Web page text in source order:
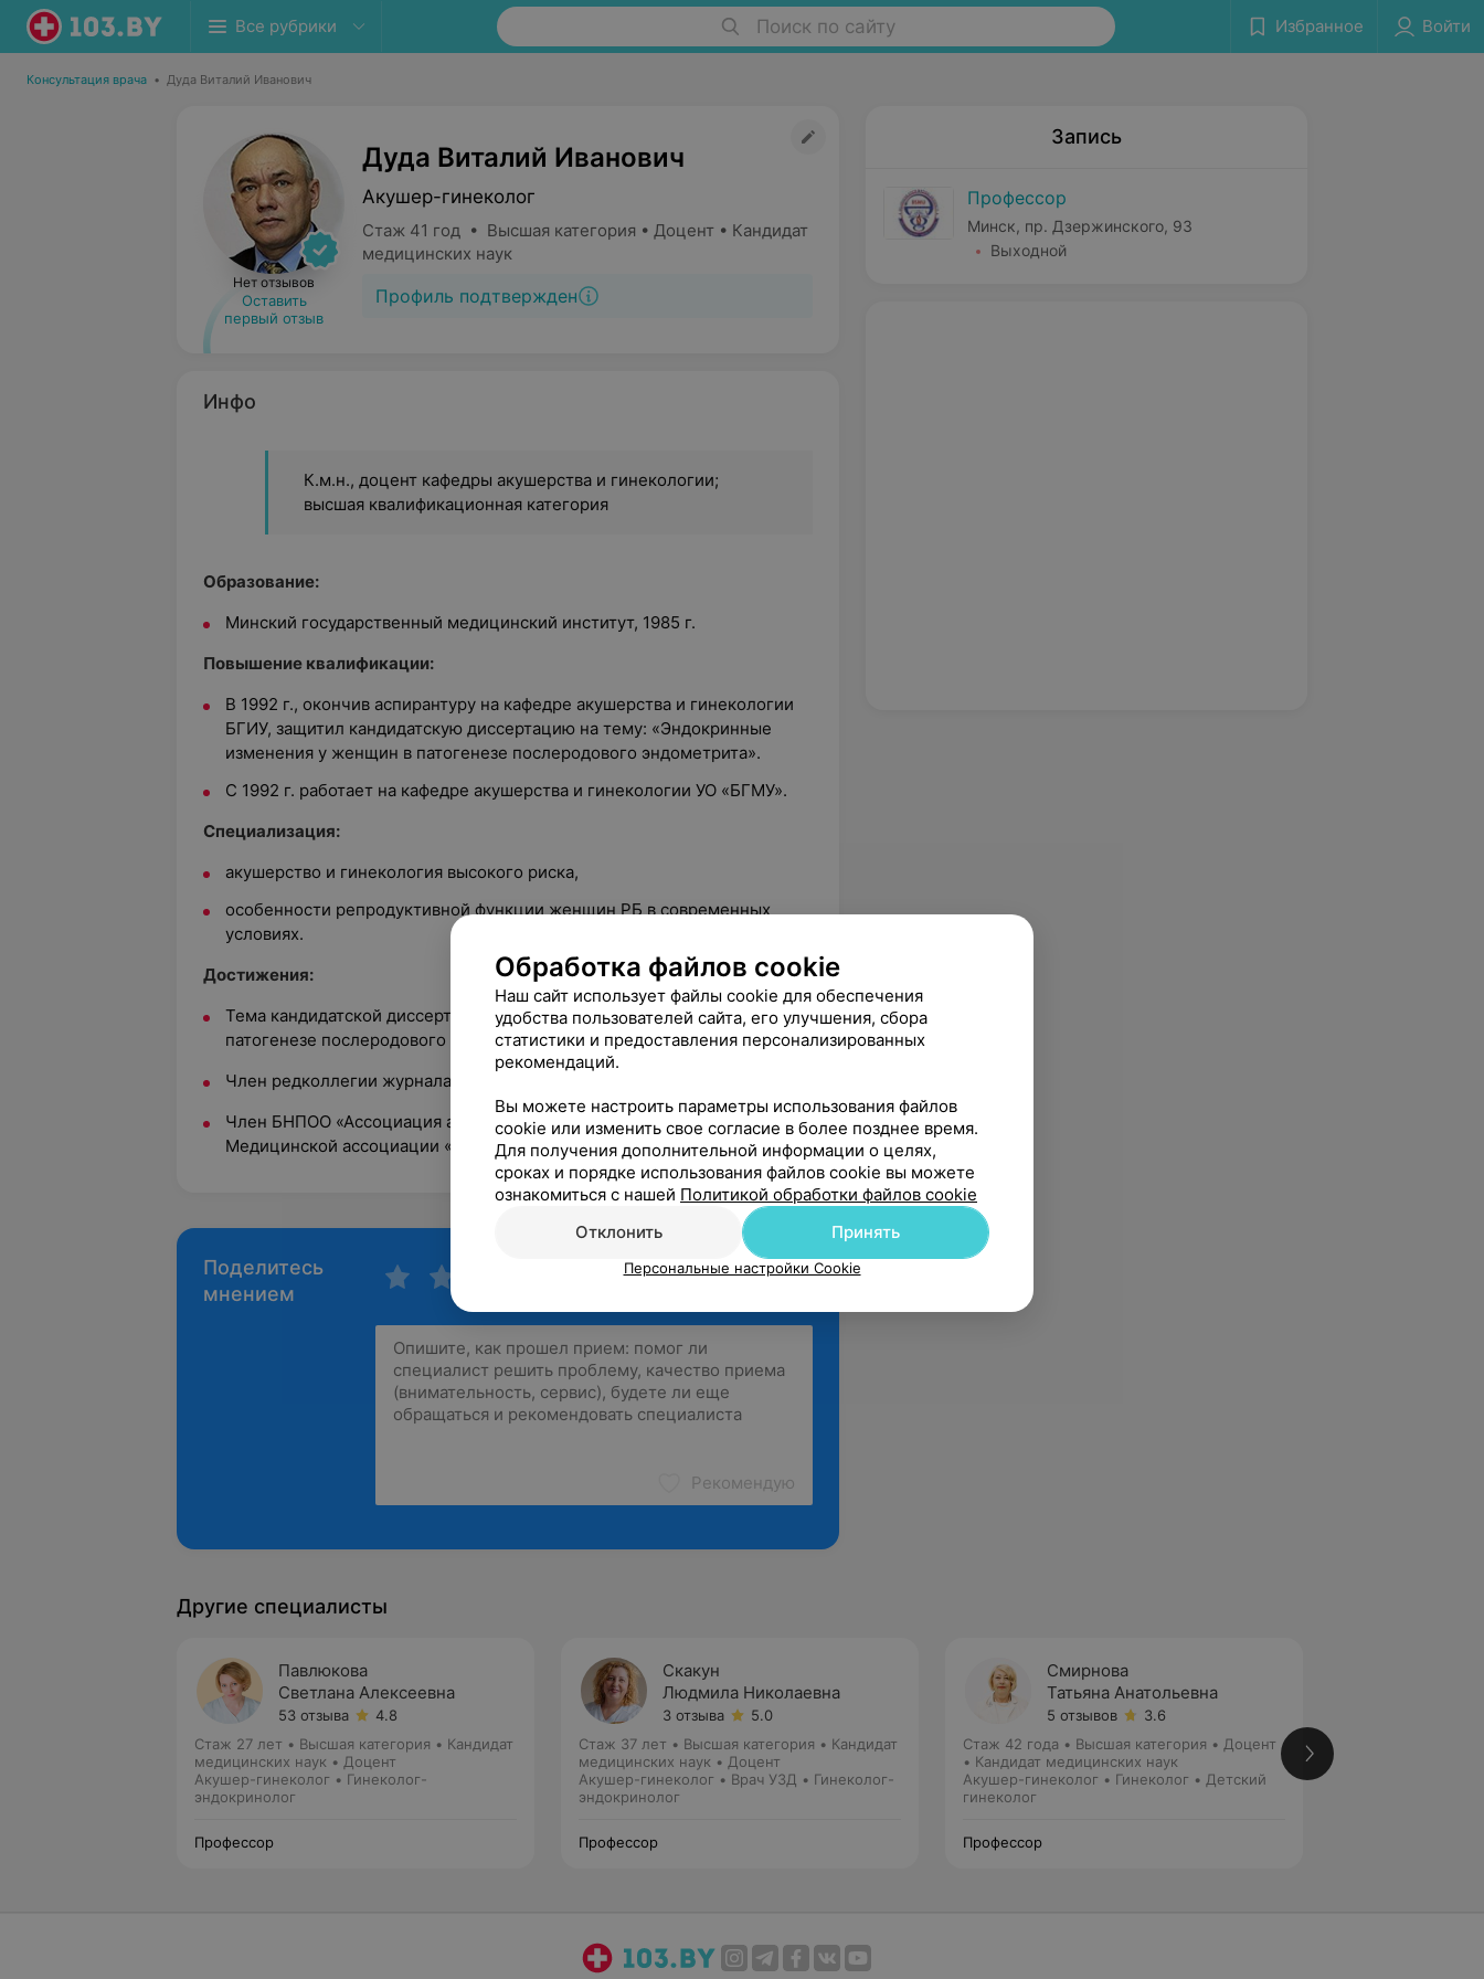
Все рубрики Поиск по сайту Избранное Войти
Консультация врача • Дуда Виталий Иванович
Нет отзывов
Оставить
первый отзыв
Дуда Виталий Иванович
Акушер-гинеколог
Стаж 41 год • Высшая категория • Доцент • Кандидат
медицинских наук
Профиль подтвержден
Инфо
К.м.н., доцент кафедры акушерства и гинекологии;
высшая квалификационная категория
Образование:
Минский государственный медицинский институт, 1985 г.
Повышение квалификации:
В 1992 г., окончив аспирантуру на кафедре акушерства и гинекологии
БГИУ, защитил кандидатскую диссертацию на тему: «Эндокринные
изменения у женщин в патогенезе послеродового эндометрита».
С 1992 г. работает на кафедре акушерства и гинекологии УО «БГМУ».
Специализация:
акушерство и гинекология высокого риска,
особенности репродуктивной функции женщин РБ в современных
условиях.
Достижения:
Тема кандидатской диссертации: «Эндокринные изменения у женщин в
патогенезе послеродового эндометрита», 1992 г.
Член редколлегии журнала «Здаровы лад жыцця».
Член БНПОО «Ассоциация акушеров-гинекологов и неонатологов» и
Медицинской ассоциации «Менопауза».
Поделитесь
мнением
Рекомендую
Запись
Профессор
Минск, пр. Дзержинского, 93
Выходной
Другие специалисты
Павлюкова
Светлана Алексеевна
53 отзыва
4.8
Стаж 27 лет • Высшая категория • Кандидат
медицинских наук • Доцент
Акушер-гинеколог • Гинеколог-
эндокринолог
Профессор
Скакун
Людмила Николаевна
3 отзыва
5.0
Стаж 37 лет • Высшая категория • Кандидат
медицинских наук • Доцент
Акушер-гинеколог • Врач УЗД • Гинеколог-
эндокринолог
Профессор
Смирнова
Татьяна Анатольевна
5 отзывов
3.6
Стаж 42 года • Высшая категория • Доцент
• Кандидат медицинских наук
Акушер-гинеколог • Гинеколог • Детский
гинеколог
Профессор
Обработка файлов cookie
Наш сайт использует файлы cookie для обеспечения
удобства пользователей сайта, его улучшения, сбора
статистики и предоставления персонализированных
рекомендаций.
Вы можете настроить параметры использования файлов
cookie или изменить свое согласие в более позднее время.
Для получения дополнительной информации о целях,
сроках и порядке использования файлов cookie вы можете
ознакомиться с нашей Политикой обработки файлов cookie
Отклонить
Принять
Персональные настройки Cookie